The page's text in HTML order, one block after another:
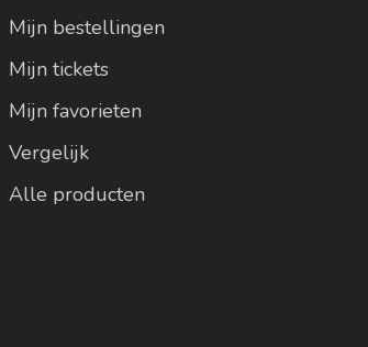
Mijn bestellingen
Mijn tickets
Mijn favorieten
Vergelijk
Alle producten